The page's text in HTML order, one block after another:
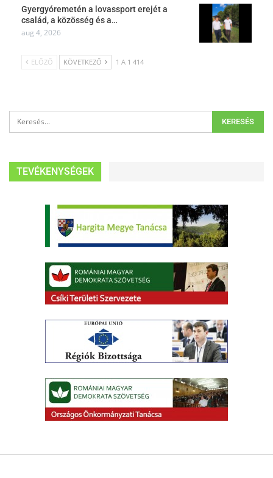
Gyergyóremetén a lovassport erejét a
család, a közösség és a…
aug 4, 2026
ELŐZŐ KÖVETKEZŐ 1 A 1 414
TEVÉKENYSÉGEK